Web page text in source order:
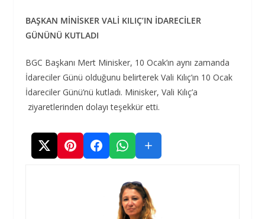
BAŞKAN MİNİSKER VALİ KILIÇ’IN İDARECİLER
GÜNÜNÜ KUTLADI
BGC Başkanı Mert Minisker, 10 Ocak’ın aynı zamanda
İdareciler Günü olduğunu belirterek Vali Kılıç’ın 10 Ocak
İdareciler Günü’nü kutladı. Minisker, Vali Kılıç’a
ziyaretlerinden dolayı teşekkür etti.